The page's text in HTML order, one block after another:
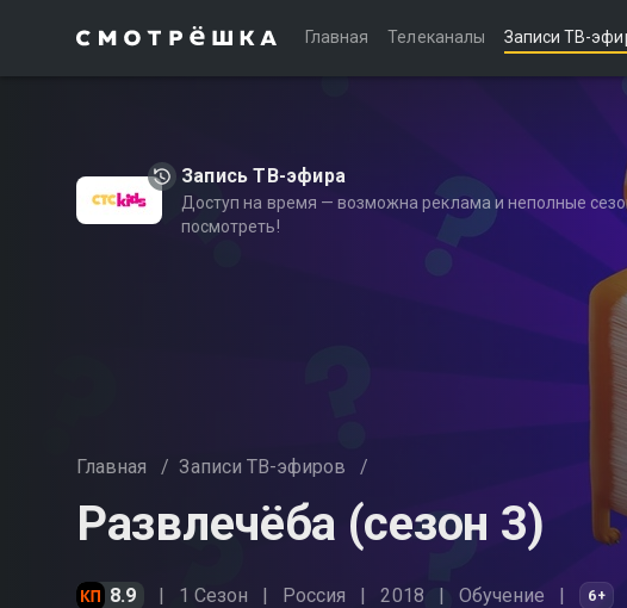
Главная Телеканалы Записи ТВ-
Запись ТВ-эфира
Доступ на время — возможна реклама и неполные
посмотреть!
Главная / Записи ТВ-эфиров /
Развлечёба (сезон 3)
8.9 1 Сезон Россия 2018 Обучение 6+